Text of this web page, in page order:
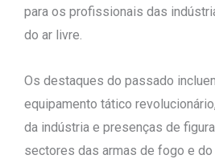
para os profissionais das
do ar livre.
Os destaques do passado
equipamento tático
da indústria e presenças de
sectores das armas de fogo e do